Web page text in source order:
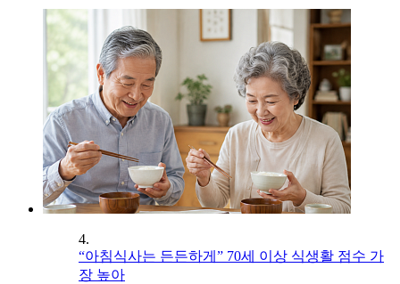
4.
“아침식사는 든든하게” 70세 이상 식생활 점수 가
장 높아